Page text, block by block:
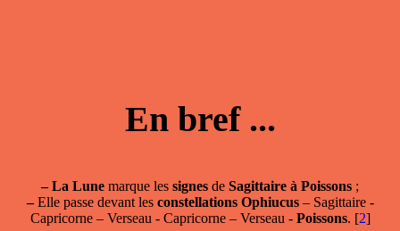
En bref ...
– La Lune marque les signes de Sagittaire à Poissons ;
–Elle passe devant les constellations Ophiucus– Sagittaire -
Capricorne – Verseau - Capricorne – Verseau - Poissons. [2]